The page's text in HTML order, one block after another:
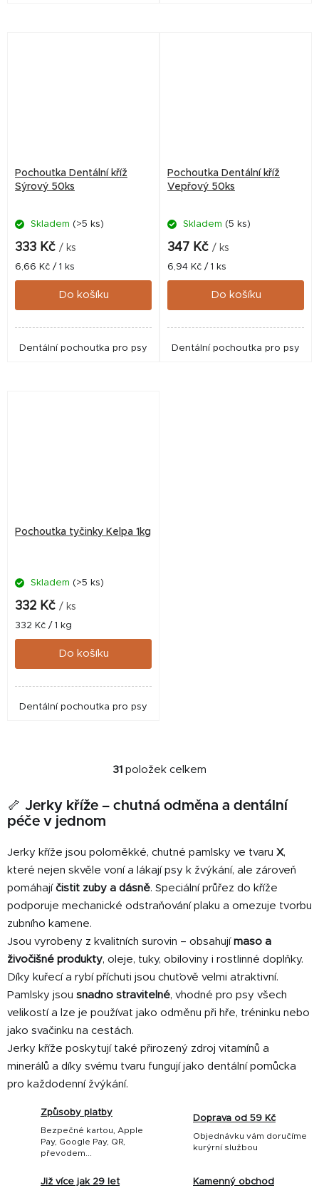
Pochoutka Dentální kříž
Sýrový 50ks
Skladem (>5 ks)
333 Kč / ks
Měrná
cena:
6,66 Kč / 1 ks
Do košíku
Dentální pochoutka pro psy
Pochoutka Dentální kříž
Vepřový 50ks
Skladem (5 ks)
347 Kč / ks
Měrná
cena:
6,94 Kč / 1 ks
Do košíku
Dentální pochoutka pro psy
Pochoutka tyčinky Kelpa 1kg
Skladem (>5 ks)
332 Kč / ks
Měrná
cena:
332 Kč / 1 kg
Do košíku
Dentální pochoutka pro psy
O
l
a
c
í
p
k
y
v
ý
p
s
31 položek celkem
🦴 Jerky kříže – chutná odměna a dentální
péče v jednom
Jerky kříže jsou poloměkké, chutné pamlsky ve tvaru X,
které nejen skvěle voní a lákají psy k žvýkání, ale zároveň
pomáhají čistit zuby a dásně. Speciální průřez do kříže
podporuje mechanické odstraňování plaku a omezuje tvorbu
zubního kamene.
Jsou vyrobeny z kvalitních surovin – obsahují maso a
živočišné produkty, oleje, tuky, obiloviny i rostlinné doplňky.
Díky kuřecí a rybí příchuti jsou chuťově velmi atraktivní.
Pamlsky jsou snadno stravitelné, vhodné pro psy všech
velikostí a lze je používat jako odměnu při hře, tréninku nebo
jako svačinku na cestách.
Jerky kříže poskytují také přirozený zdroj vitamínů a
minerálů a díky svému tvaru fungují jako dentální pomůcka
pro každodenní žvýkání.
Způsoby platby
Bezpečné kartou, Apple
Pay, Google Pay, QR,
převodem...
Doprava od 59 Kč
Objednávku vám doručíme
kurýrní službou
Již více jak 29 let Kamenný obchod